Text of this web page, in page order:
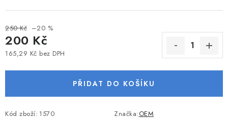
PŘÍSLUŠENSTVÍ K MOTORŮM
PŘÍVĚSY K LODÍM
ZNAČKY
250 Kč –20 %
200 Kč
165,29 Kč bez DPH
PŘIDAT DO KOŠÍKU
Kód zboží: 1570 Značka:OEM